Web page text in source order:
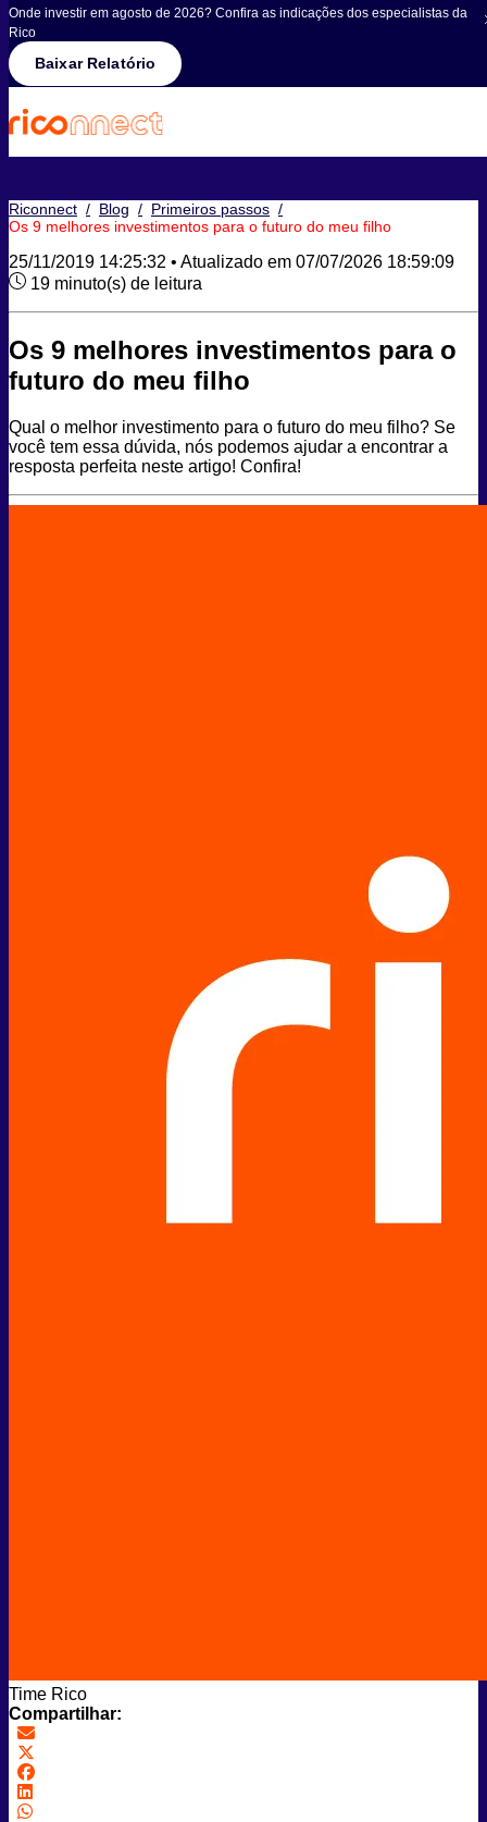
Onde investir em agosto de 2026? Confira as indicações dos especialistas da
Rico
Baixar Relatório
Riconnect / Blog / Primeiros passos /
Os 9 melhores investimentos para o futuro do meu filho
25/11/2019 14:25:32 • Atualizado em 07/07/2026 18:59:09
19 minuto(s) de leitura
Os 9 melhores investimentos para o
futuro do meu filho
Qual o melhor investimento para o futuro do meu filho? Se
você tem essa dúvida, nós podemos ajudar a encontrar a
resposta perfeita neste artigo! Confira!
Time Rico
Compartilhar: